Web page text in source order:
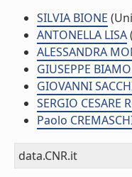
SILVIA BIONE
ANTONELLA LISA
ALESSANDRA
GIUSEPPE
GIOVANNI
SERGIO CESARE
Paolo
data.CNR.it